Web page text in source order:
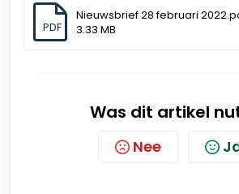
PDF
Nieuwsbrief 28 februari
3.33 MB
Was dit artikel
Nee